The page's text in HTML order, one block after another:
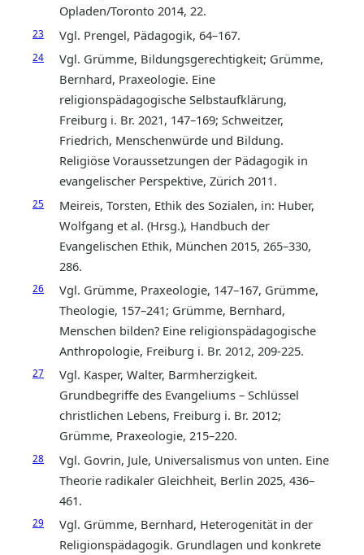
Opladen/Toronto 2014, 22.
23 Vgl. Prengel, Pädagogik, 64–167.
24
Vgl. Grümme, Bildungsgerechtigkeit; Grümme,
Bernhard, Praxeologie. Eine
religionspädagogische Selbstaufklärung,
Freiburg i. Br. 2021, 147–169; Schweitzer,
Friedrich, Menschenwürde und Bildung.
Religiöse Voraussetzungen der Pädagogik in
evangelischer Perspektive, Zürich 2011.
25
Meireis, Torsten, Ethik des Sozialen, in: Huber,
Wolfgang et al. (Hrsg.), Handbuch der
Evangelischen Ethik, München 2015, 265–330,
286.
26
Vgl. Grümme, Praxeologie, 147–167, Grümme,
Theologie, 157–241; Grümme, Bernhard,
Menschen bilden? Eine religionspädagogische
Anthropologie, Freiburg i. Br. 2012, 209-225.
27
Vgl. Kasper, Walter, Barmherzigkeit.
Grundbegriffe des Evangeliums – Schlüssel
christlichen Lebens, Freiburg i. Br. 2012;
Grümme, Praxeologie, 215–220.
28
Vgl. Govrin, Jule, Universalismus von unten. Eine
Theorie radikaler Gleichheit, Berlin 2025, 436–
461.
29
Vgl. Grümme, Bernhard, Heterogenität in der
Religionspädagogik. Grundlagen und konkrete